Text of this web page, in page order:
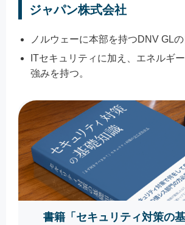
ジャパン株式会社
ノルウェーに本部を持つDNV GLの
ITセキュリティに加え、エネルギ
強みを持つ。
書籍「セキュリティ対策の基